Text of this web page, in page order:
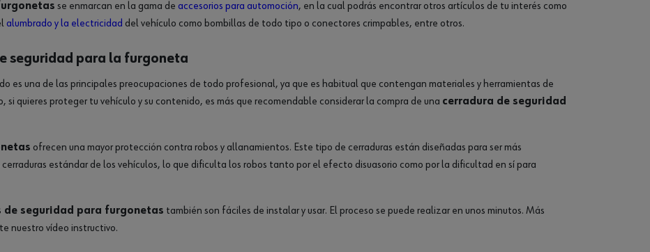
se enmarcan en la gama de accesorios para automoción, en la cual podrás encontrar otros artículos de tu interés como
alumbrado y la electricidad del vehículo como bombillas de todo tipo o conectores crimpables, entre otros.
seguridad para la furgoneta
es una de las principales preocupaciones de todo profesional, ya que es habitual que contengan materiales y herramientas de
quieres proteger tu vehículo y su contenido, es más que recomendable considerar la compra de una cerradura de seguridad
ofrecen una mayor protección contra robos y allanamientos. Este tipo de cerraduras están diseñadas para ser más
cerraduras estándar de los vehículos, lo que dificulta los robos tanto por el efecto disuasorio como por la dificultad en sí para
de seguridad para furgonetas también son fáciles de instalar y usar. El proceso se puede realizar en unos minutos. Más
nuestro vídeo instructivo.